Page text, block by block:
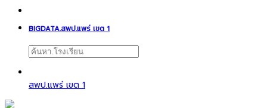
BIGDATA.สพป.แพร่ เขต 1
สพป.แพร่ เขต 1